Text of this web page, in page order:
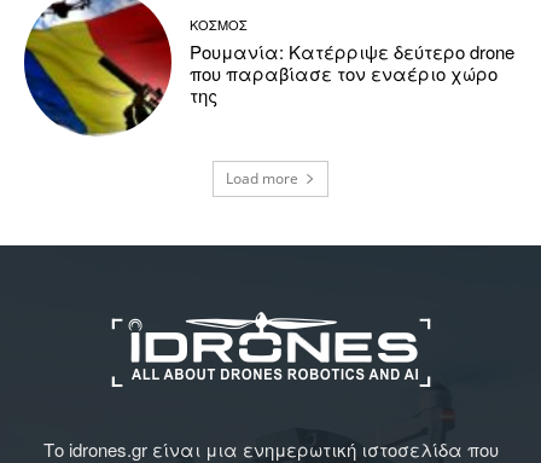
ΚΟΣΜΟΣ
Ρουμανία: Κατέρριψε δεύτερο drone
που παραβίασε τον εναέριο χώρο
της
Load more
Το idrones.gr είναι μια ενημερωτική ιστοσελίδα που